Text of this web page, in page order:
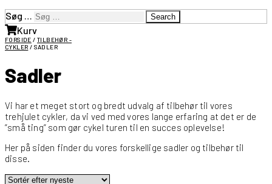
Søg …
Search
Kurv
FORSIDE /TILBEHØR -
CYKLER / SADLER
Sadler
Vi har et meget stort og bredt udvalg af tilbehør til vores
trehjulet cykler, da vi ved med vores lange erfaring at det er de
”små ting” som gør cykel turen til en succes oplevelse!
Her på siden finder du vores forskellige sadler og tilbehør til
disse.